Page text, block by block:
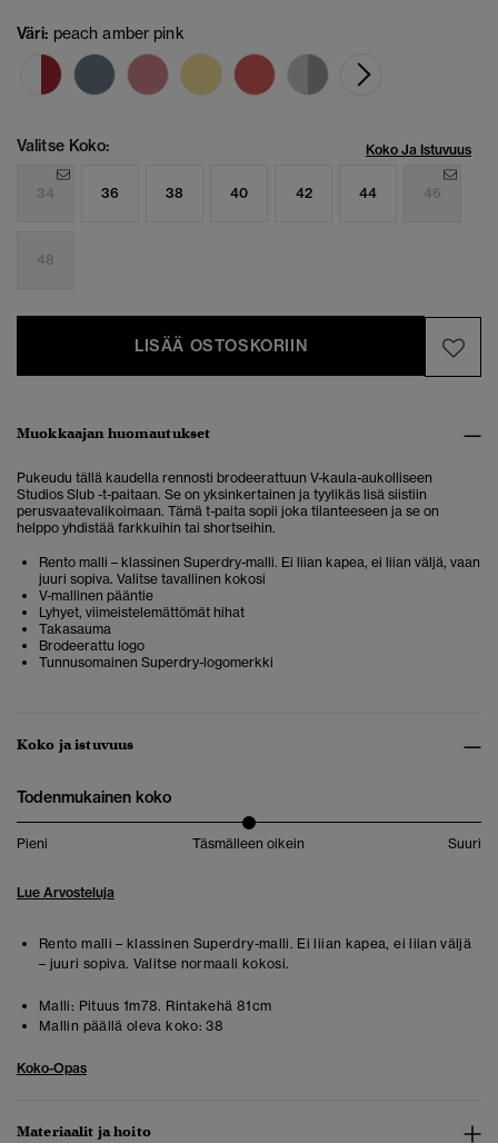
Väri: peach amber pink
Valitse Koko: Koko Ja Istuvuus
34 36 38 40 42 44 46
48
LISÄÄ OSTOSKORIIN
Muokkaajan huomautukset
Pukeudu tällä kaudella rennosti brodeerattuun V-kaula-aukolliseen
Studios Slub -t-paitaan. Se on yksinkertainen ja tyylikäs lisä siistiin
perusvaatevalikoimaan. Tämä t-paita sopii joka tilanteeseen ja se on
helppo yhdistää farkkuihin tai shortseihin.
Rento malli – klassinen Superdry-malli. Ei liian kapea, ei liian väljä, vaan
juuri sopiva. Valitse tavallinen kokosi
V-mallinen pääntie
Lyhyet, viimeistelemättömät hihat
Takasauma
Brodeerattu logo
Tunnusomainen Superdry-logomerkki
Koko ja istuvuus
Todenmukainen koko
Pieni Täsmälleen oikein Suuri
Lue Arvosteluja
Rento malli – klassinen Superdry-malli. Ei liian kapea, ei liian väljä
– juuri sopiva. Valitse normaali kokosi.
Malli: Pituus 1m78. Rintakehä 81cm
Mallin päällä oleva koko: 38
Koko-Opas
Materiaalit ja hoito